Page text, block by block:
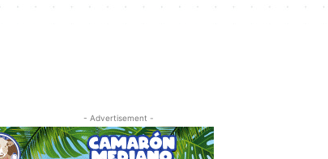
- Advertisement -